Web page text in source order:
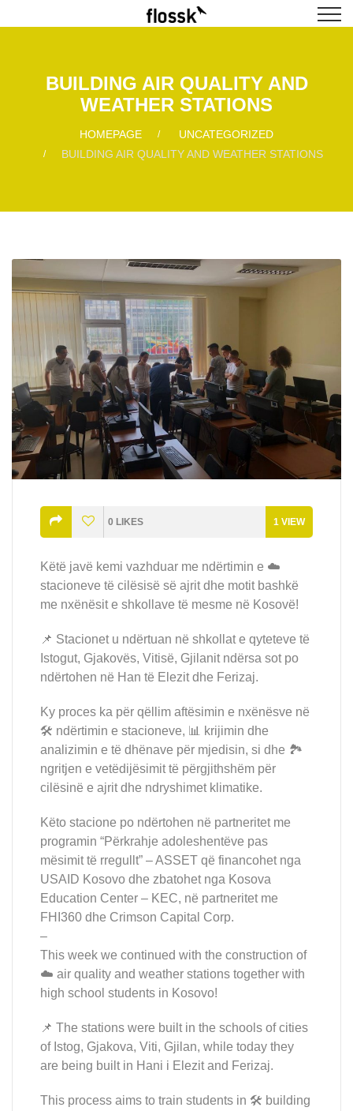
BUILDING AIR QUALITY AND
WEATHER STATIONS
HOMEPAGE
UNCATEGORIZED
BUILDING AIR QUALITY AND WEATHER STATIONS
0 LIKES 1 VIEW
Këtë javë kemi vazhduar me ndërtimin e ☁️
stacioneve të cilësisë së ajrit dhe motit bashkë
me nxënësit e shkollave të mesme në Kosovë!
📌 Stacionet u ndërtuan në shkollat e qyteteve të
Istogut, Gjakovës, Vitisë, Gjilanit ndërsa sot po
ndërtohen në Han të Elezit dhe Ferizaj.
Ky proces ka për qëllim aftësimin e nxënësve në
🛠️ ndërtimin e stacioneve, 📊 krijimin dhe
analizimin e të dhënave për mjedisin, si dhe 🏞️
ngritjen e vetëdijësimit të përgjithshëm për
cilësinë e ajrit dhe ndryshimet klimatike.
Këto stacione po ndërtohen në partneritet me
programin “Përkrahje adoleshentëve pas
mësimit të rregullt” – ASSET që financohet nga
USAID Kosovo dhe zbatohet nga Kosova
Education Center – KEC, në partneritet me
FHI360 dhe Crimson Capital Corp.
–
This week we continued with the construction of
☁️ air quality and weather stations together with
high school students in Kosovo!
📌 The stations were built in the schools of cities
of Istog, Gjakova, Viti, Gjilan, while today they
are being built in Hani i Elezit and Ferizaj.
This process aims to train students in 🛠️ building